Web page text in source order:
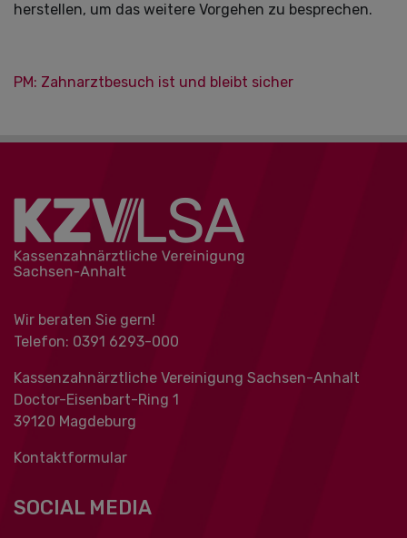
herstellen, um das weitere Vorgehen zu besprechen.
PM: Zahnarztbesuch ist und bleibt sicher
Wir beraten Sie gern!
Telefon: 0391 ‍6293-000
Kassenzahnärztliche Vereinigung Sachsen-Anhalt
Doctor-Eisenbart-Ring 1
39120 Magdeburg
Kontaktformular
SOCIAL MEDIA